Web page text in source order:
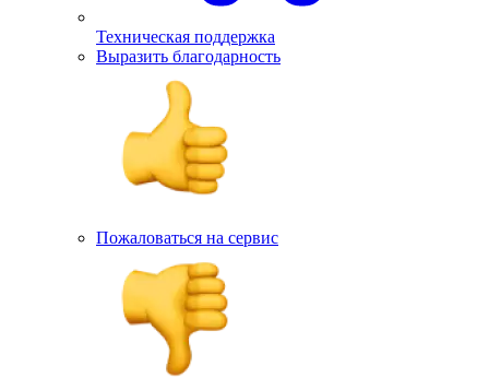
Техническая поддержка
Выразить благодарность
Пожаловаться на сервис